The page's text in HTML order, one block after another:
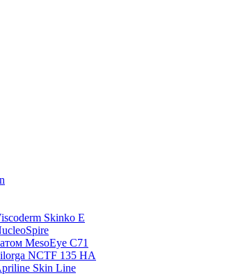
Skinko E
MesoEye С71
NCTF 135 HA
Skin Line